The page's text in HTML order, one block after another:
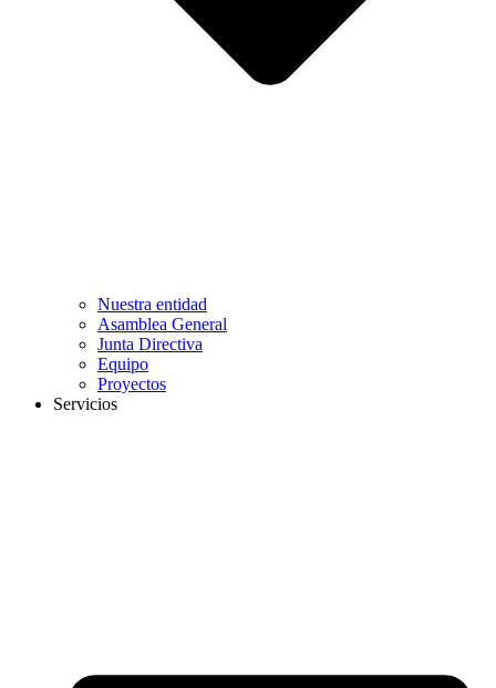
Nuestra entidad
Asamblea General
Junta Directiva
Equipo
Proyectos
Servicios